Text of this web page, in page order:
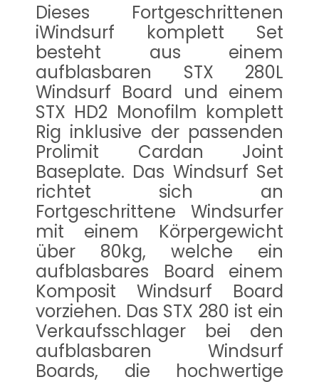
Dieses Fortgeschrittenen
iWindsurf komplett Set
besteht aus einem
aufblasbaren STX 280L
Windsurf Board und einem
STX HD2 Monofilm komplett
Rig inklusive der passenden
Prolimit Cardan Joint
Baseplate. Das Windsurf Set
richtet sich an
Fortgeschrittene Windsurfer
mit einem Körpergewicht
über 80kg, welche ein
aufblasbares Board einem
Komposit Windsurf Board
vorziehen. Das STX 280 ist ein
Verkaufsschlager bei den
aufblasbaren Windsurf
Boards, die hochwertige